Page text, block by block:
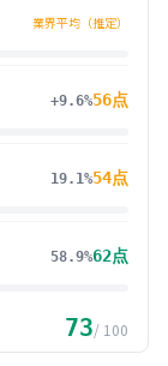
業界平均（推定）
+9.6%56点
19.1%54点
58.9%62点
73/ 100